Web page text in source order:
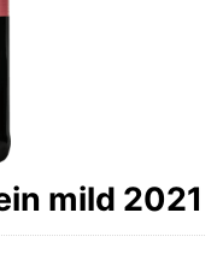
mild 2021